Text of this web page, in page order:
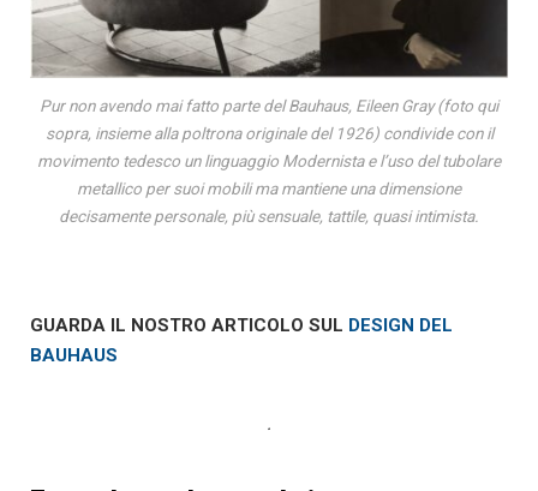
Pur non avendo mai fatto parte del Bauhaus, Eileen Gray (foto qui
sopra, insieme alla poltrona originale del 1926) condivide con il
movimento tedesco un linguaggio Modernista e l’uso del tubolare
metallico per suoi mobili ma mantiene una dimensione
decisamente personale, più sensuale, tattile, quasi intimista.
GUARDA IL NOSTRO ARTICOLO SUL DESIGN DEL
BAUHAUS
.